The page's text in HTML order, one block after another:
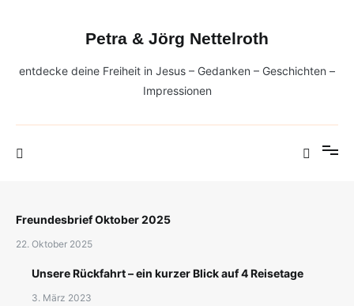
Petra & Jörg Nettelroth
entdecke deine Freiheit in Jesus – Gedanken – Geschichten –
Impressionen
Freundesbrief Oktober 2025
22. Oktober 2025
Unsere Rückfahrt – ein kurzer Blick auf 4 Reisetage
3. März 2023